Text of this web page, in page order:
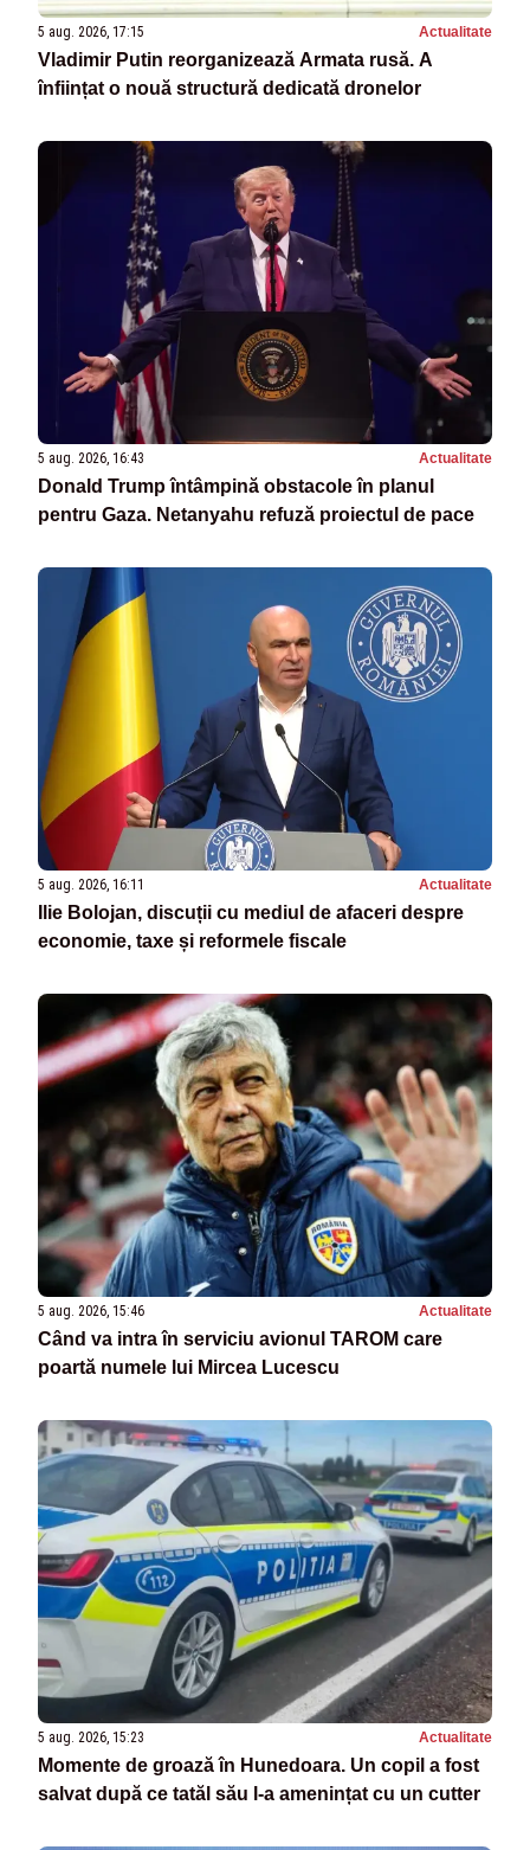
5 aug. 2026, 17:15 Actualitate
Vladimir Putin reorganizează Armata rusă. A
înființat o nouă structură dedicată dronelor
5 aug. 2026, 16:43 Actualitate
Donald Trump întâmpină obstacole în planul
pentru Gaza. Netanyahu refuză proiectul de pace
5 aug. 2026, 16:11 Actualitate
Ilie Bolojan, discuții cu mediul de afaceri despre
economie, taxe și reformele fiscale
5 aug. 2026, 15:46 Actualitate
Când va intra în serviciu avionul TAROM care
poartă numele lui Mircea Lucescu
5 aug. 2026, 15:23 Actualitate
Momente de groază în Hunedoara. Un copil a fost
salvat după ce tatăl său l-a amenințat cu un cutter